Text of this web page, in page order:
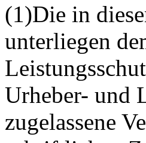
(1)Die in
unterliegen
Urheber- und
zugelassene